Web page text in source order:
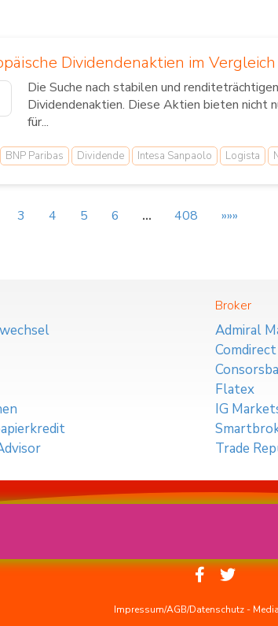
Dividendenaktien im
Die Suche nach stabilen und
Dividendenaktien. Diese Aktien bieten nicht
für...
BNP Paribas Dividende Intesa Sanpaolo Logista
3 4 5 6 … 408 »»»
Broker
Admiral
Comdirect
Flatex
IG
Trade
Impressum/AGB/Datenschutz- Media